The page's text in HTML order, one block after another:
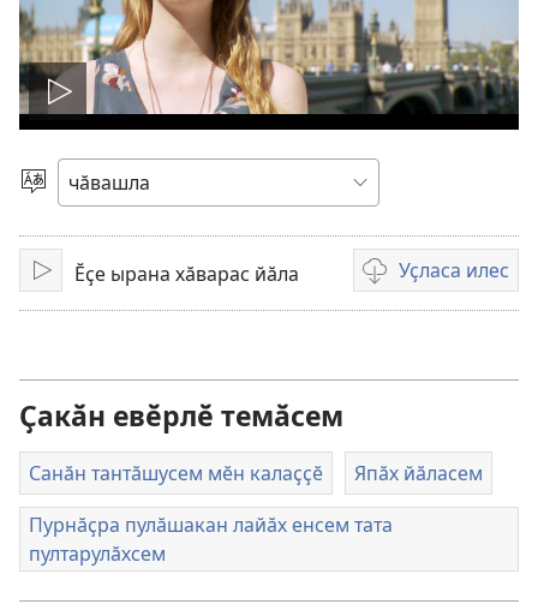
Видео
ярӑр
Чӗлхене
суйласа
илӗр
ЯрӑрӖҫе ырана хӑварас йӑла Уҫласа илес
Видеона
уҫласа
Ҫакӑн евӗрлӗ темӑсем
Санӑн тантӑшусем мӗн калаҫҫӗ
Япӑх йӑласем
Пурнӑҫра пулӑшакан лайӑх енсем тата
пултарулӑхсем